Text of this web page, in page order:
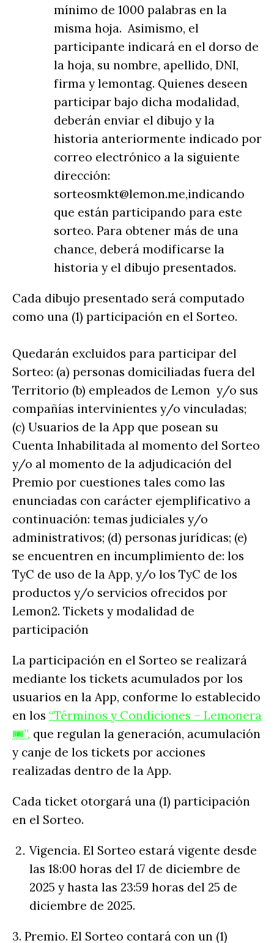
mínimo de 1000 palabras en la
misma hoja. Asimismo, el
participante indicará en el dorso de
la hoja, su nombre, apellido, DNI,
firma y lemontag. Quienes deseen
participar bajo dicha modalidad,
deberán enviar el dibujo y la
historia anteriormente indicado por
correo electrónico a la siguiente
dirección:
sorteosmkt@lemon.me,indicando
que están participando para este
sorteo. Para obtener más de una
chance, deberá modificarse la
historia y el dibujo presentados.
Cada dibujo presentado será computado
como una (1) participación en el Sorteo.
Quedarán excluidos para participar del
Sorteo: (a) personas domiciliadas fuera del
Territorio (b) empleados de Lemon y/o sus
compañías intervinientes y/o vinculadas;
(c) Usuarios de la App que posean su
Cuenta Inhabilitada al momento del Sorteo
y/o al momento de la adjudicación del
Premio por cuestiones tales como las
enunciadas con carácter ejemplificativo a
continuación: temas judiciales y/o
administrativos; (d) personas jurídicas; (e)
se encuentren en incumplimiento de: los
TyC de uso de la App, y/o los TyC de los
productos y/o servicios ofrecidos por
Lemon2. Tickets y modalidad de
participación
La participación en el Sorteo se realizará
mediante los tickets acumulados por los
usuarios en la App, conforme lo establecido
en los “Términos y Condiciones – Lemonera
🎟️”, que regulan la generación, acumulación
y canje de los tickets por acciones
realizadas dentro de la App.
Cada ticket otorgará una (1) participación
en el Sorteo.
Vigencia. El Sorteo estará vigente desde
las 18:00 horas del 17 de diciembre de
2025 y hasta las 23:59 horas del 25 de
diciembre de 2025.
3. Premio. El Sorteo contará con un (1)